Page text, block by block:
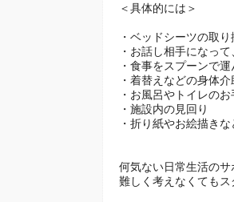
＜具体的には＞
・ベッドシーツの取
・お話し相手になっ
・食事をスプーンで
・着替えなどの身体介
・お風呂やトイレの
・施設内の見回り
・折り紙やお絵描き
何気ない日常生活のサ
難しく考えなくてもス